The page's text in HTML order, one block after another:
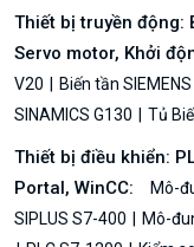
Thiết bị truyền động:
Servo motor, Khởi
V20
Biến tần
SINAMICS G130
Tủ
Thiết bị điều khiển:
Portal, WinCC:
Mô-
SIPLUS S7-400
Mô-